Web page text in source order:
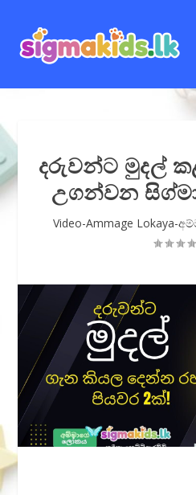
දරුවන්ට මුදල්
උගන්වන
Video-Ammage Lokaya-